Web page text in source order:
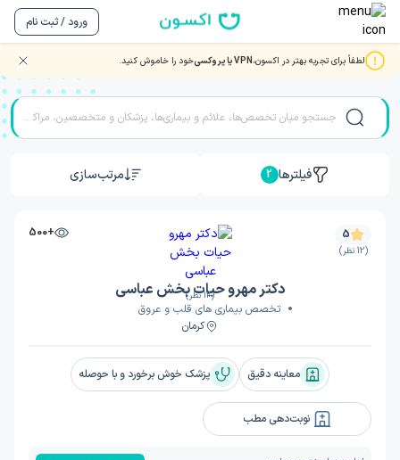
ورود / ثبت نام
لطفاً برای تجربه بهتر در اکسون،VPN یا پروکسی خود را خاموش کنید.
نوبت دهی بهترین دکتر و متخصصان قلب و عروق
فیلترها 2 مرتب‌سازی
(12 نظر)
+500 5
(12 نظر)
دکتر مهرو حیات بخش عباسی
تخصص بیماری های قلب و عروق
کرمان
معاینه دقیق پزشک خوش برخورد و با حوصله
نوبت‌دهی مطب